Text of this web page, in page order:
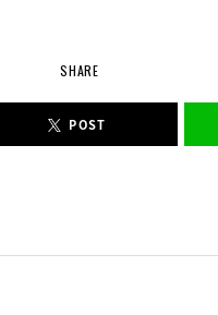
SHARE
POST